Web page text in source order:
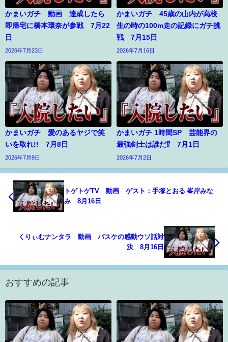
かまいガチ 動画 達成したら
即帰宅に橋本環奈が参戦 7月22
日
2026年7月23日
かまいガチ 45歳の山内が高校
生の時の100m走の記録にガチ挑
戦 7月15日
2026年7月16日
かまいガチ 愛のあるヤジで笑
いを取れ!! 7月8日
2026年7月9日
かまいガチ 1時間SP 芸能界の
最強剣士は誰だ⁉ 7月1日
2026年7月2日
トゲトゲTV 動画 ゲスト：手塚とおる 峯岸みな
み 8月16日
くりぃむナンタラ 動画 バスケの感動ウソ話対
決 8月16日
おすすめの記事